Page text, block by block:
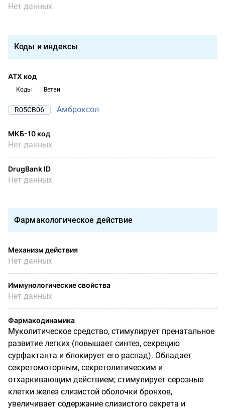
Нет данных
Коды и индексы
АТХ код
Коды Ветви
R05CB06 Амброксол
МКБ-10 код
Нет данных
DrugBank ID
Нет данных
Фармакологическое действие
Механизм действия
Нет данных
Иммунологические свойства
Нет данных
Фармакодинамика
Муколитическое средство, стимулирует пренатальное
развитие легких (повышает синтез, секрецию
сурфактанта и блокирует его распад). Обладает
секретомоторным, секретолитическим и
отхаркивающим действием; стимулирует серозные
клетки желез слизистой оболочки бронхов,
увеличивает содержание слизистого секрета и